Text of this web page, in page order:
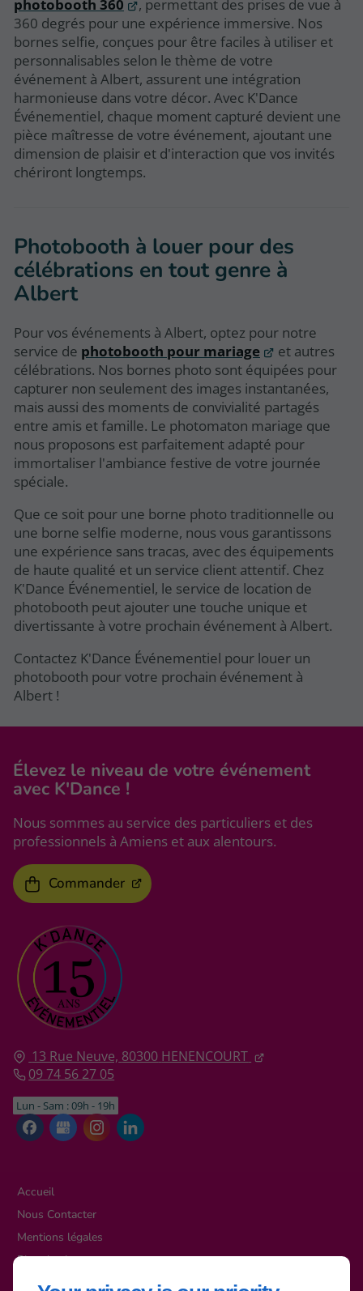
photobooth 360
, permettant des prises de vue à
360 degrés pour une expérience immersive. Nos
bornes selfie, conçues pour être faciles à utiliser et
personnalisables selon le thème de votre
événement à Albert, assurent une intégration
harmonieuse dans votre décor. Avec K'Dance
Événementiel, chaque moment capturé devient une
pièce maîtresse de votre événement, ajoutant une
dimension de plaisir et d'interaction que vos invités
chériront longtemps.
Photobooth à louer pour des
célébrations en tout genre à
Albert
Pour vos événements à Albert, optez pour notre
service de photobooth pour mariage
et autres
célébrations. Nos bornes photo sont équipées pour
capturer non seulement des images instantanées,
mais aussi des moments de convivialité partagés
entre amis et famille. Le photomaton mariage que
nous proposons est parfaitement adapté pour
immortaliser l'ambiance festive de votre journée
spéciale.
Que ce soit pour une borne photo traditionnelle ou
une borne selfie moderne, nous vous garantissons
une expérience sans tracas, avec des équipements
de haute qualité et un service client attentif. Chez
K'Dance Événementiel, le service de location de
photobooth peut ajouter une touche unique et
divertissante à votre prochain événement à Albert.
Contactez K'Dance Événementiel pour louer un
photobooth pour votre prochain événement à
Albert !
13 Rue Neuve, 80300 HENENCOURT
09 74 56 27 05
Lun - Sam : 09h - 19h
Accueil
Nous Contacter
Mentions légales
Plan du site
Élevez le niveau de votre événement
avec K'Dance !
Nous sommes au service des particuliers et des
professionnels à Amiens et aux alentours.
Commander